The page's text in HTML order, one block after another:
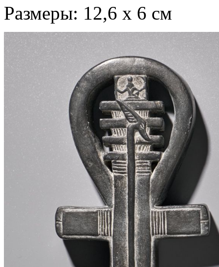
Размеры: 12,6 х 6 см